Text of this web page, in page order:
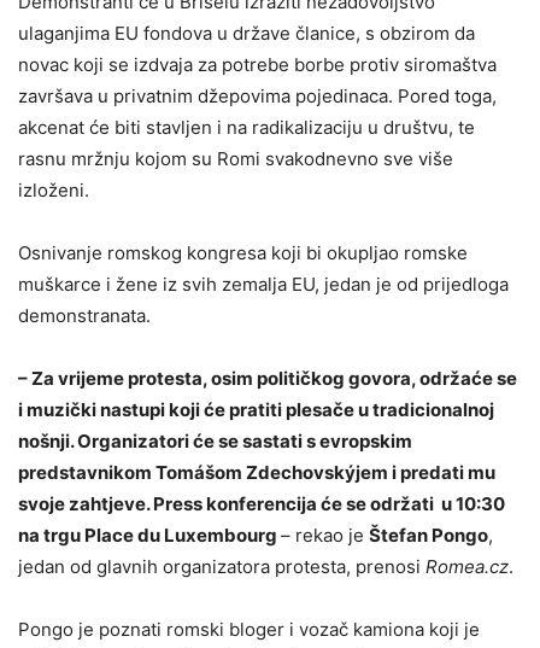
ulaganjima EU fondova u države članice, s obzirom da
novac koji se izdvaja za potrebe borbe protiv siromaštva
završava u privatnim džepovima pojedinaca. Pored toga,
akcenat će biti stavljen i na radikalizaciju u društvu, te
rasnu mržnju kojom su Romi svakodnevno sve više
izloženi.
Osnivanje romskog kongresa koji bi okupljao romske
muškarce i žene iz svih zemalja EU, jedan je od prijedloga
demonstranata.
– Za vrijeme protesta, osim političkog govora, održaće se
i muzički nastupi koji će pratiti plesače u tradicionalnoj
nošnji. Organizatori će se sastati s evropskim
predstavnikom Tomášom Zdechovskýjem i predati mu
svoje zahtjeve. Press konferencija će se održati u 10:30
na trgu Place du Luxembourg – rekao je Štefan Pongo,
jedan od glavnih organizatora protesta, prenosi Romea.cz.
Pongo je poznati romski bloger i vozač kamiona koji je